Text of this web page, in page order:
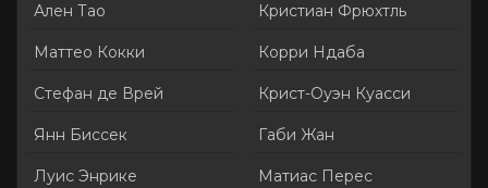
Ален Тао
Маттео Кокки
Стефан де Врей
Янн Биссек
Луис Энрике
Кристиан Фрюхтль
Корри Ндаба
Крист-Оуэн Куасси
Габи Жан
Матиас Перес